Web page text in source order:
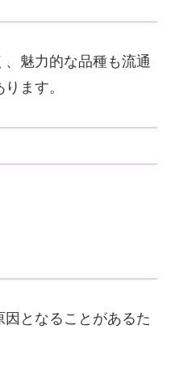
魅力的な品種も流通
ます。
となることがあるた